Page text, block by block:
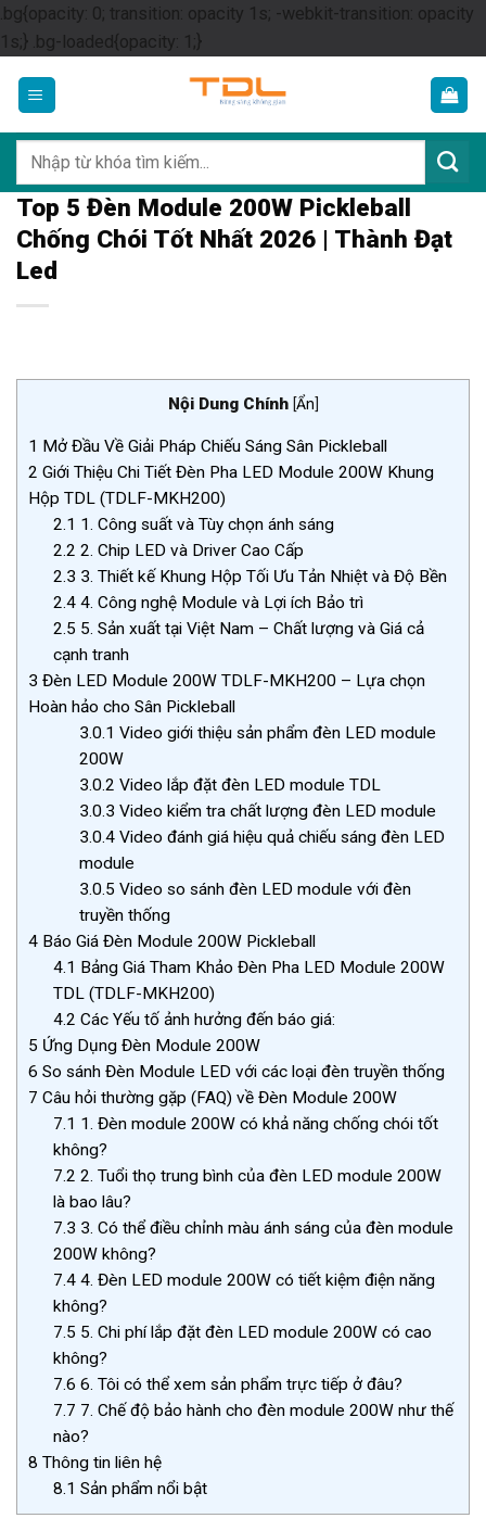
.bg{opacity: 0; transition: opacity 1s; -webkit-transition: opacity
1s;} .bg-loaded{opacity: 1;}Skip
content
kiếm:
Top 5 Đèn Module 200W Pickleball
Chống Chói Tốt Nhất 2026 | Thành Đạt
Led
Nội Dung Chính [Ẩn]
1 Mở Đầu Về Giải Pháp Chiếu Sáng Sân Pickleball
2 Giới Thiệu Chi Tiết Đèn Pha LED Module 200W Khung
Hộp TDL (TDLF-MKH200)
2.1 1. Công suất và Tùy chọn ánh sáng
2.2 2. Chip LED và Driver Cao Cấp
2.3 3. Thiết kế Khung Hộp Tối Ưu Tản Nhiệt và Độ Bền
2.4 4. Công nghệ Module và Lợi ích Bảo trì
2.5 5. Sản xuất tại Việt Nam – Chất lượng và Giá cả
cạnh tranh
3 Đèn LED Module 200W TDLF-MKH200 – Lựa chọn
Hoàn hảo cho Sân Pickleball
3.0.1 Video giới thiệu sản phẩm đèn LED module
200W
3.0.2 Video lắp đặt đèn LED module TDL
3.0.3 Video kiểm tra chất lượng đèn LED module
3.0.4Video đánh giá hiệu quả chiếu sáng đèn LED
module
3.0.5 Video so sánh đèn LED module với đèn
truyền thống
4 Báo Giá Đèn Module 200W Pickleball
4.1 Bảng Giá Tham Khảo Đèn Pha LED Module 200W
TDL (TDLF-MKH200)
4.2 Các Yếu tố ảnh hưởng đến báo giá:
5 Ứng Dụng Đèn Module 200W
6 So sánh Đèn Module LED với các loại đèn truyền thống
7 Câu hỏi thường gặp (FAQ) về Đèn Module 200W
7.1 1. Đèn module 200W có khả năng chống chói tốt
không?
7.2 2. Tuổi thọ trung bình của đèn LED module 200W
là bao lâu?
7.3 3. Có thể điều chỉnh màu ánh sáng của đèn module
200W không?
7.4 4. Đèn LED module 200W có tiết kiệm điện năng
không?
7.5 5. Chi phí lắp đặt đèn LED module 200W có cao
không?
7.6 6. Tôi có thể xem sản phẩm trực tiếp ở đâu?
7.7 7. Chế độ bảo hành cho đèn module 200W như thế
nào?
8 Thông tin liên hệ
8.1 Sản phẩm nổi bật